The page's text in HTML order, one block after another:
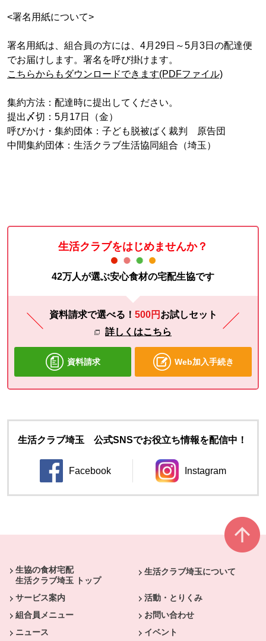
<署名用紙について>
署名用紙は、組合員の方には、4月29日～5月3日の配達便
でお届けします。署名を呼び掛けます。
こちらからもダウンロードできます(PDFファイル)
集約方法：配達時に提出してください。
提出〆切：5月17日（金）
呼びかけ・集約団体：子ども脱被ばく裁判 原告団
中間集約団体：生活クラブ生活協同組合（埼玉）
生活クラブをはじめませんか？
42万人が選ぶ安心食材の宅配生協です
資料請求で選べる！ 500円 お試しセット
詳しくはこちら
資料請求 Web加入手続き
生活クラブ埼玉 公式SNSでお役立ち情報を配信中！
Facebook
別のウィンドウで開きます。
Instagram
別のウィンドウ
生協の食材宅配
生活クラブ埼玉 トップ
生活クラブ埼玉について
サービス案内
活動・とりくみ
組合員メニュー
お問い合わせ
ニュース
イベント